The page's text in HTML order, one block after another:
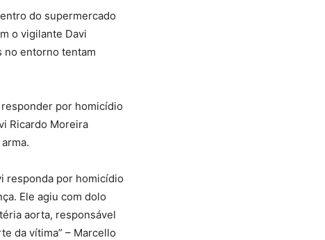
do supermercado
o vigilante Davi
no entorno tentam
por homicídio
Ricardo Moreira
responda por homicídio
Ele agiu com dolo
aorta, responsável
da vítima” – Marcello